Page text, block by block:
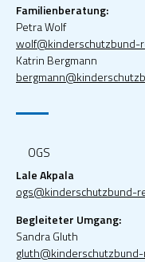
Familienberatung:
Petra Wolf
wolf@kinderschutzbund-
Katrin Bergmann
OGS
Lale Akpala
ogs@kinderschutzbund-
Begleiteter Umgang:
Sandra Gluth